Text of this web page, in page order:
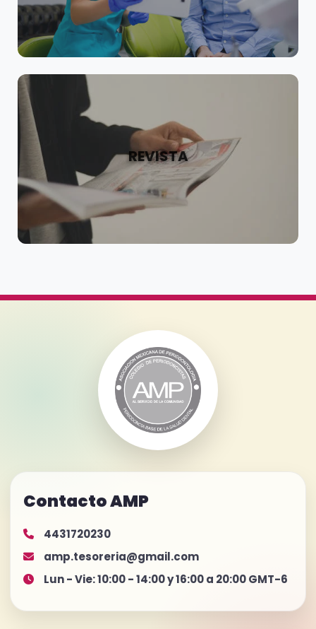
REVISTA
Contacto AMP
4431720230
amp.tesoreria@gmail.com
Lun - Vie: 10:00 - 14:00 y 16:00 a 20:00 GMT-6